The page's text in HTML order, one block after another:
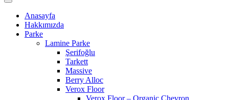
Anasayfa
Hakkımızda
Parke
Lamine Parke
Şerifoğlu
Tarkett
Massive
Berry Alloc
Verox Floor